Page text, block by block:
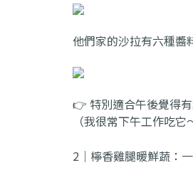
他們家的沙拉有六種醬
👉 特別適合午後覺得
（我很常下午工作吃它
2｜檸香雞腿暖鮮蔬：